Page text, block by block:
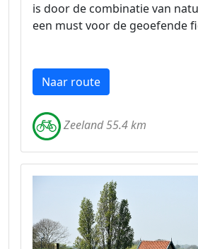
is door de combinatie van
een must voor de geoefende
Naar route
Zeeland 55.4 km